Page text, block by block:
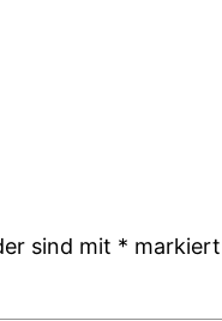
sind mit * markiert